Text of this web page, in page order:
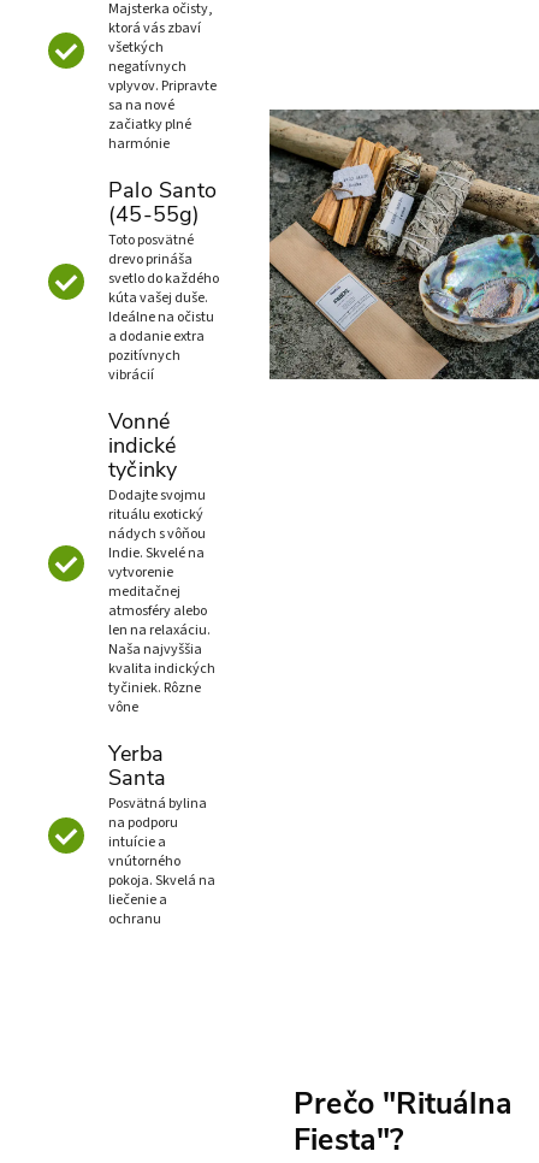
Majsterka očisty,
ktorá vás zbaví
všetkých
negatívnych
vplyvov. Pripravte
sa na nové
začiatky plné
harmónie
Palo Santo
(45-55g)
Toto posvätné
drevo prináša
svetlo do každého
kúta vašej duše.
Ideálne na očistu
a dodanie extra
pozitívnych
vibrácií
Vonné
indické
tyčinky
Dodajte svojmu
rituálu exotický
nádych s vôňou
Indie. Skvelé na
vytvorenie
meditačnej
atmosféry alebo
len na relaxáciu.
Naša najvyššia
kvalita indických
tyčiniek. Rôzne
vône
Yerba
Santa
Posvätná bylina
na podporu
intuície a
vnútorného
pokoja. Skvelá na
liečenie a
ochranu
Prečo "Rituálna
Fiesta"?